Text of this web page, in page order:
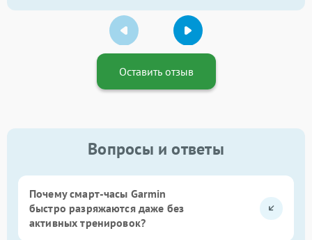
Оставить отзыв
Вопросы и ответы
Почему смарт-часы Garmin
быстро разряжаются даже без
активных тренировок?